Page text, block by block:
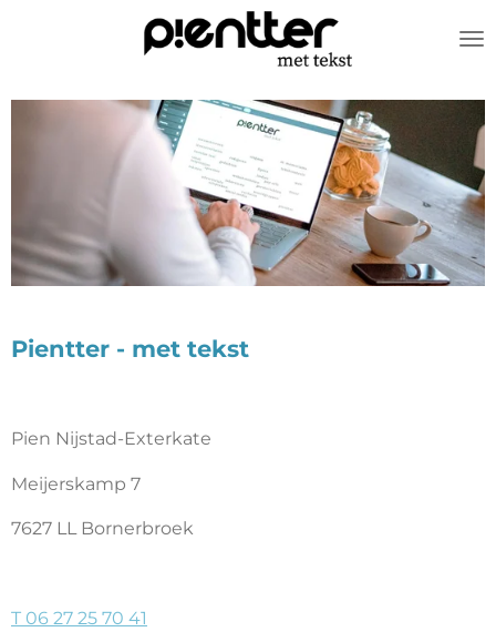
de
Pientter - met tekst
Pien Nijstad-Exterkate
Meijerskamp 7
7627 LL Bornerbroek
T 06 27 25 70 41